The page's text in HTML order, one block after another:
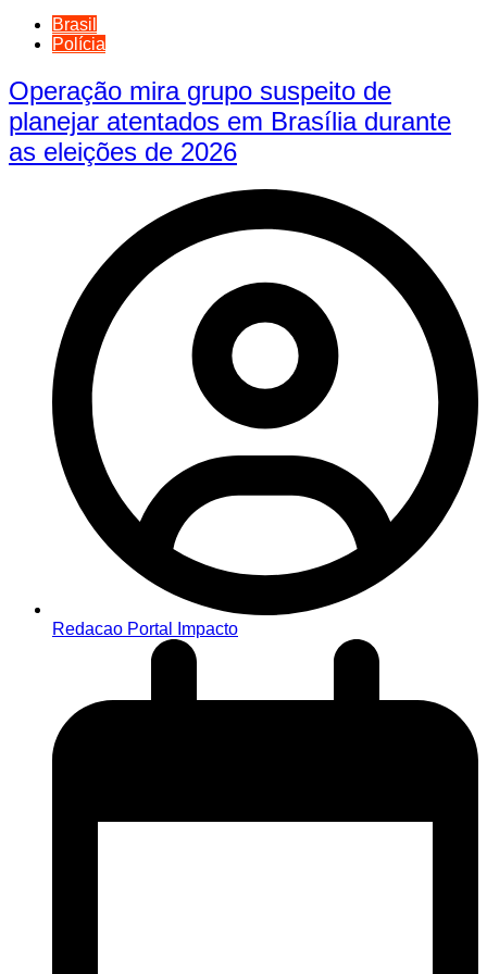
Brasil
Polícia
Operação mira grupo suspeito de
planejar atentados em Brasília durante
as eleições de 2026
Redacao Portal Impacto